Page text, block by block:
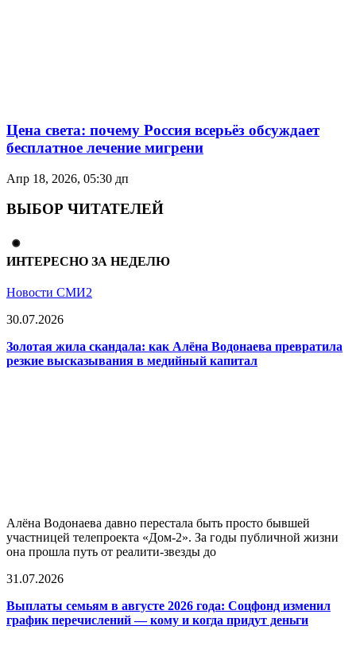
Цена света: почему Россия всерьёз обсуждает
бесплатное лечение мигрени
Апр 18, 2026, 05:30 дп
ВЫБОР ЧИТАТЕЛЕЙ
ИНТЕРЕСНО ЗА НЕДЕЛЮ
Новости СМИ2
30.07.2026
Золотая жила скандала: как Алёна Водонаева превратила
резкие высказывания в медийный капитал
Алёна Водонаева давно перестала быть просто бывшей
участницей телепроекта «Дом-2». За годы публичной жизни
она прошла путь от реалити-звезды до
31.07.2026
Выплаты семьям в августе 2026 года: Соцфонд изменил
график перечислений — кому и когда придут деньги